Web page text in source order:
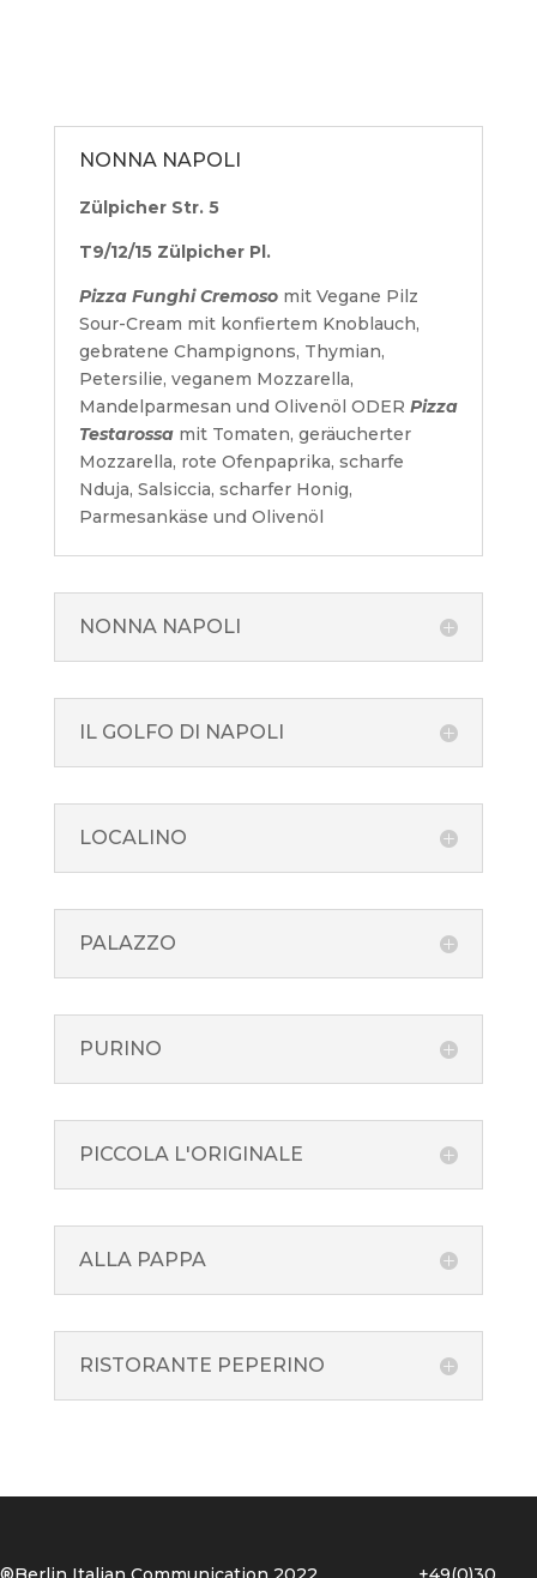
NONNA NAPOLI
Zülpicher Str. 5
T9/12/15 Zülpicher Pl.
Pizza Funghi Cremoso mit Vegane Pilz
Sour-Cream mit konfiertem Knoblauch,
gebratene Champignons, Thymian,
Petersilie, veganem Mozzarella,
Mandelparmesan und Olivenöl ODER Pizza
Testarossa mit Tomaten, geräucherter
Mozzarella, rote Ofenpaprika, scharfe
Nduja, Salsiccia, scharfer Honig,
Parmesankäse und Olivenöl
NONNA NAPOLI
IL GOLFO DI NAPOLI
LOCALINO
PALAZZO
PURINO
PICCOLA L'ORIGINALE
ALLA PAPPA
RISTORANTE PEPERINO